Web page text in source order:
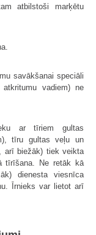
atbilstoši marķētu
savākšanai speciāli
atkritumu vadiem) ne
ar tīriem gultas
tīru gultas veļu un
arī biežāk) tiek veikta
tīrīšana. Ne retāk kā
dienesta viesnīca
Īrnieks var lietot arī